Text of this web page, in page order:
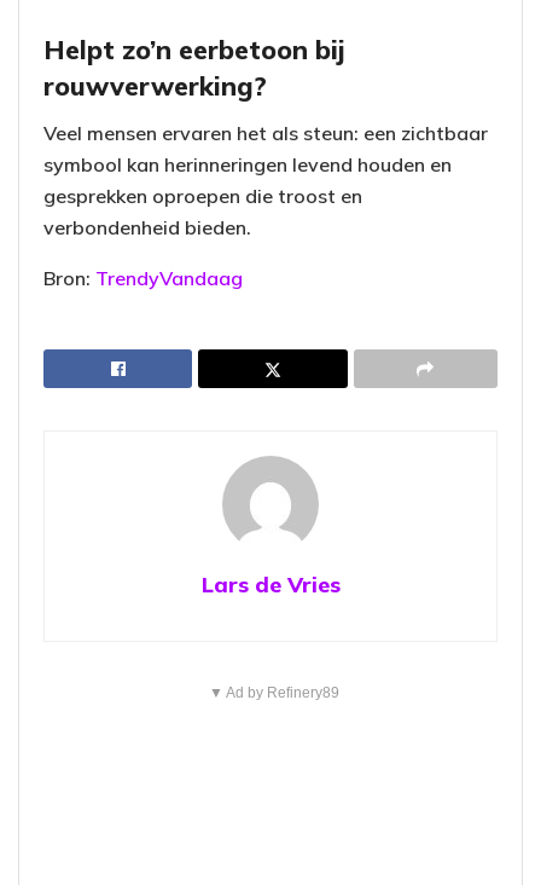
Helpt zo’n eerbetoon bij
rouwverwerking?
Veel mensen ervaren het als steun: een zichtbaar
symbool kan herinneringen levend houden en
gesprekken oproepen die troost en
verbondenheid bieden.
Bron: TrendyVandaag
Lars de Vries
▼ Ad by Refinery89